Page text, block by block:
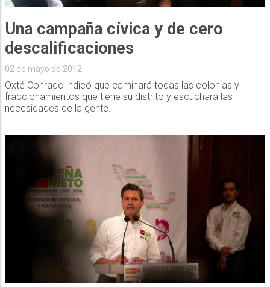
Una campaña cívica y de cero
02 de mayo de 2012
Oxté Conrado indicó que caminará todas las colonias y
fraccionamientos que tiene su distrito y escuchará las
necesidades de la gente.